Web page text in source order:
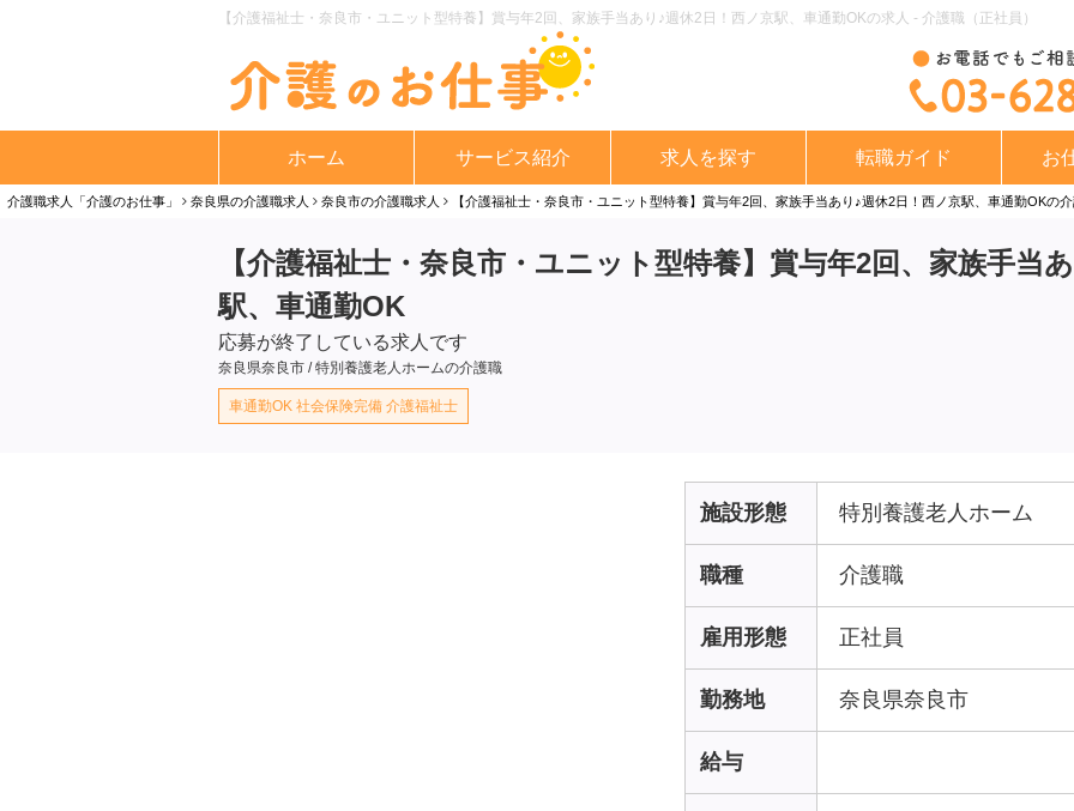
【介護福祉士・奈良市・ユニット型特養】賞与年2回、家族手当あり♪週休2日！西ノ京駅、車通勤OKの求人 - 介護職（正社員）
ホーム サービス紹介 求人を探す 転職ガイド お
介護職求人「介護のお仕事」 奈良県の介護職求人 奈良市の介護職求人 【介護福祉士・奈良市・ユニット型特養】賞与年2回、家族手当あり♪週休2日！西ノ京駅、車通勤OKの
【介護福祉士・奈良市・ユニット型特養】賞与年2回、家族手当
駅、車通勤OK
応募が終了している求人です
奈良県奈良市 / 特別養護老人ホームの介護職
車通勤OK 社会保険完備 介護福祉士
施設形態 特別養護老人ホーム
職種 介護職
雇用形態 正社員
勤務地 奈良県奈良市
給与